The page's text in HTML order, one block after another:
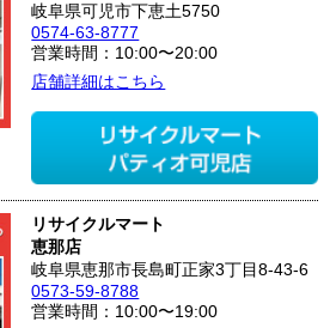
岐阜県可児市下恵土5750
0574-63-8777
営業時間：10:00〜20:00
店舗詳細はこちら
リサイクルマート
恵那店
岐阜県恵那市長島町正家3丁目8-43-6
0573-59-8788
営業時間：10:00〜19:00